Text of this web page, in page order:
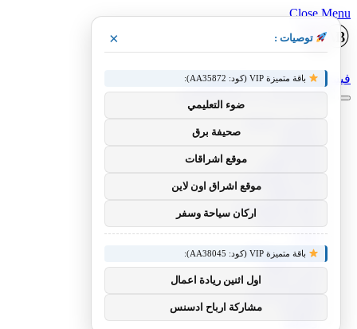
Close Menu
فيسبوك X (Twitter) الانستغرام
علوم وتكنولوجيا
تقنية
إنترنت ومواقع
أدب وثقافة
لايف ستايل
وظائف
توصيات : ×
باقة متميزة VIP (كود: AA35872):
ضوء التعليمي
صحيفة برق
موقع اشراقات
موقع اشراق اون لاين
اركان سياحة وسفر
باقة متميزة VIP (كود: AA38045):
اول اثنين ريادة اعمال
مشاركة ارباح ادسنس